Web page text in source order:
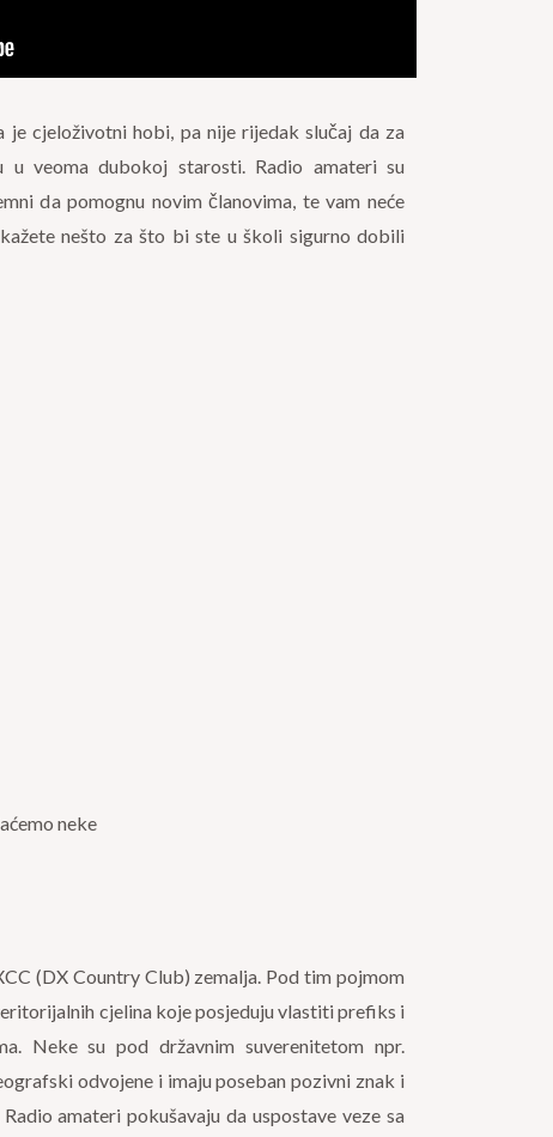
je cjeloživotni hobi, pa nije rijedak slučaj da za
u veoma dubokoj starosti. Radio amateri su
da pomognu novim članovima, te vam neće
nešto za što bi ste u školi sigurno dobili
neke
(DX Country Club) zemalja. Pod tim pojmom
cjelina koje posjeduju vlastiti prefiks i
Neke su pod državnim suverenitetom npr.
odvojene i imaju poseban pozivni znak i
amateri pokušavaju da uspostave veze sa